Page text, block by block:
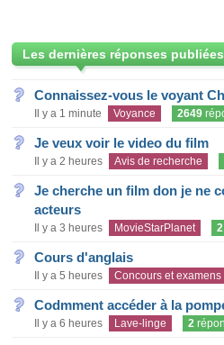
Les dernières réponses publiées
Connaissez-vous le voyant
Il y a 1 minute Voyance 2649
Je veux voir le video du film
Il y a 2 heures Avis de recherche
Je cherche un film don je ne
acteurs
Il y a 3 heures MovieStarPlanet 2
Cours d'anglais
Il y a 5 heures Concours et examens
Codmment accéder à la
Il y a 6 heures Lave-linge 2